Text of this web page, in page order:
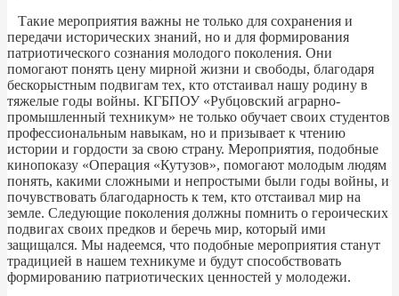
Такие мероприятия важны не только для сохранения и
передачи исторических знаний, но и для формирования
патриотического сознания молодого поколения. Они
помогают понять цену мирной жизни и свободы, благодаря
бескорыстным подвигам тех, кто отстаивал нашу родину в
тяжелые годы войны. КГБПОУ «Рубцовский аграрно-
промышленный техникум» не только обучает своих студентов
профессиональным навыкам, но и призывает к чтению
истории и гордости за свою страну. Мероприятия, подобные
кинопоказу «Операция «Кутузов», помогают молодым людям
понять, какими сложными и непростыми были годы войны, и
почувствовать благодарность к тем, кто отстаивал мир на
земле. Следующие поколения должны помнить о героических
подвигах своих предков и беречь мир, который ими
защищался. Мы надеемся, что подобные мероприятия станут
традицией в нашем техникуме и будут способствовать
формированию патриотических ценностей у молодежи.